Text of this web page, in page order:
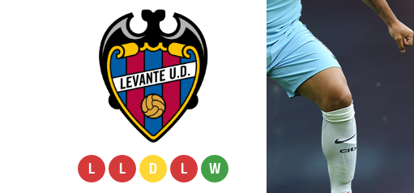
L L D L W